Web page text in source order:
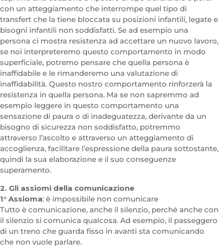
con un atteggiamento che interrompe quel tipo di
transfert che la tiene bloccata su posizioni infantili, legate e
bisogni infantili non soddisfatti. Se ad esempio una
persona ci mostra resistenza ad accettare un nuovo lavoro,
se noi interpreteremo questo comportamento in modo
superficiale, potremo pensare che quella persona è
inaffidabile e le rimanderemo una valutazione di
inaffidabilità. Questo nostro comportamento rinforzerà la
resistenza in quella persona. Ma se non sapremmo ad
esempio leggere in questo comportamento una
sensazione di paura o di inadeguatezza, derivante da un
bisogno di sicurezza non soddisfatto, potremmo
attraverso l’ascolto e attraverso un atteggiamento di
accoglienza, facilitare l’espressione della paura sottostante,
quindi la sua elaborazione e il suo conseguenze
superamento.
2. Gli assiomi della comunicazione
1° Assioma: è impossibile non comunicare
Tutto è comunicazione, anche il silenzio, perché anche con
il silenzio si comunica qualcosa. Ad esempio, il passeggero
di un treno che guarda fisso in avanti sta comunicando
che non vuole parlare.